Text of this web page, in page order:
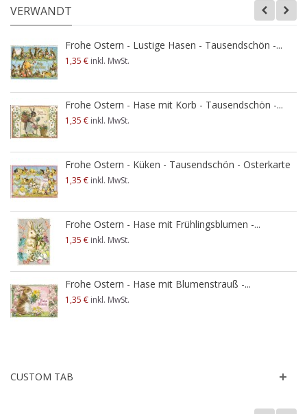
VERWANDT
Frohe Ostern - Lustige Hasen - Tausendschön -...
1,35 € inkl. MwSt.
Frohe Ostern - Hase mit Korb - Tausendschön -...
1,35 € inkl. MwSt.
Frohe Ostern - Küken - Tausendschön - Osterkarte
1,35 € inkl. MwSt.
Frohe Ostern - Hase mit Frühlingsblumen -...
1,35 € inkl. MwSt.
Frohe Ostern - Hase mit Blumenstrauß -...
1,35 € inkl. MwSt.
CUSTOM TAB